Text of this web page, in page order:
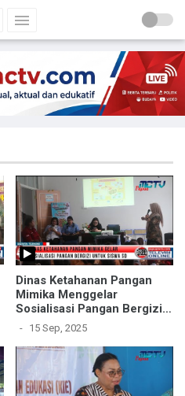
Dinas Ketahanan Pangan
Mimika Menggelar
Sosialisasi Pangan Bergizi
Bagi Siswa SD
15 Sep, 2025